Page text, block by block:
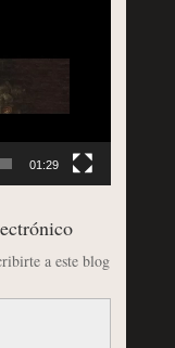
01:29
a este blog